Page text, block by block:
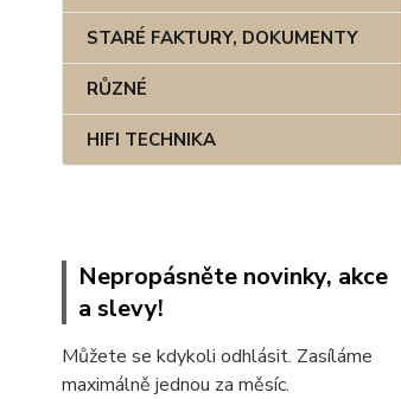
STARÉ FAKTURY, DOKUMENTY
RŮZNÉ
HIFI TECHNIKA
Nepropásněte novinky, akce
a slevy!
Můžete se kdykoli odhlásit. Zasíláme
maximálně jednou za měsíc.